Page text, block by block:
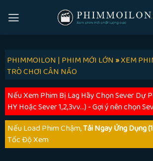
PHIMMOILON | PHIM MỚI LỚN»XEM
TRÒ CHƠI CÂN NÃO
Nếu Xem Phim Bị Lag Hãy Chọn Sever Dự
HY Hoặc Sever 1,2,3vv...) - Gợi ý nên chọn
Nếu Load Phim Chậm,Tải Ngay Ứng Dụng
Tốc Độ Xem